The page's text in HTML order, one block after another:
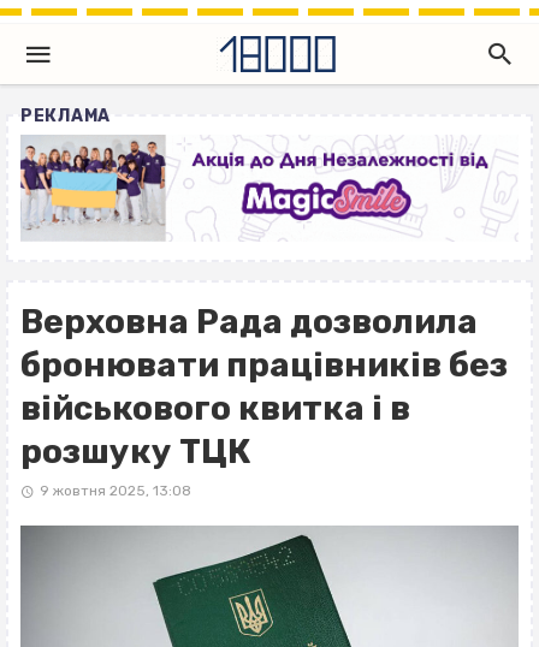
РЕКЛАМА
Верховна Рада дозволила
бронювати працівників без
військового квитка і в
розшуку ТЦК
9 жовтня 2025, 13:08